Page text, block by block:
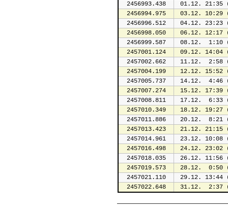
2456993.438
01.12. 21:35
2456994.975
03.12. 10:29
2456996.512
04.12. 23:23
2456998.050
06.12. 12:17
2456999.587
08.12.  1:10
2457001.124
09.12. 14:04
2457002.662
11.12.  2:58
2457004.199
12.12. 15:52
2457005.737
14.12.  4:46
2457007.274
15.12. 17:39
2457008.811
17.12.  6:33
2457010.349
18.12. 19:27
2457011.886
20.12.  8:21
2457013.423
21.12. 21:15
2457014.961
23.12. 10:08
2457016.498
24.12. 23:02
2457018.035
26.12. 11:56
2457019.573
28.12.  0:50
2457021.110
29.12. 13:44
2457022.648
31.12.  2:37